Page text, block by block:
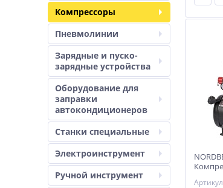
Компрессоры
Пневмолинии
Зарядные и пуско-
зарядные устройства
Оборудование для
заправки
автокондиционеров
Станки специальные
Электроинструмент
Ручной инструмент